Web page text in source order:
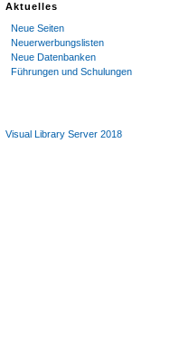
Aktuelles
Neue Seiten
Neuerwerbungslisten
Neue Datenbanken
Führungen und Schulungen
Visual Library Server 2018